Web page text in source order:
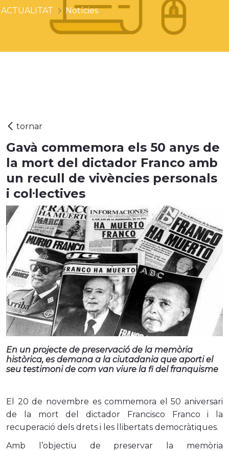
ACTUALITAT Notícies
Gavà commemora els 50 anys de
la mort del dictador Franco amb
un recull de vivències personals
i col·lectives
En un projecte de preservació de la memòria
històrica, es demana a la ciutadania que aporti el
seu testimoni de com van viure la fi del franquisme
El 20 de novembre es commemora el 50 aniversari
de la mort del dictador Francisco Franco i la
recuperació dels drets i les llibertats democràtiques.
Amb l’objectiu de preservar la memòria